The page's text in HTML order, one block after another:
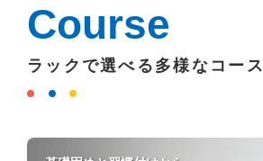
Course
ラックで選べる多様なコース